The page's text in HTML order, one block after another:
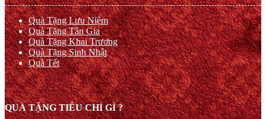
Quà Tặng Lưu Niệm
Quà Tặng Tân Gia
Quà Tặng Khai Trương
Quà Tặng Sinh Nhật
Quà Tết
QUÀ TẶNG TIÊU CHÍ GÌ ?